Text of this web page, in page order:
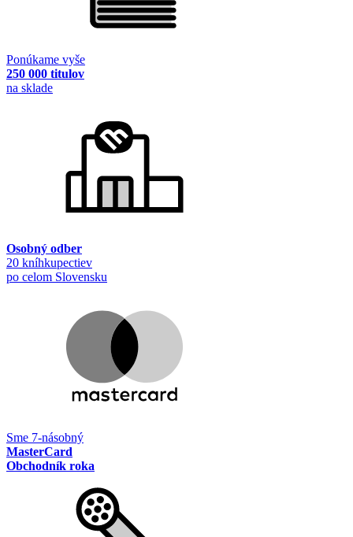
Ponúkame vyše
250 000 titulov
na sklade
Osobný odber
20 kníhkupectiev
po celom Slovensku
Sme 7-násobný
MasterCard
Obchodník roka